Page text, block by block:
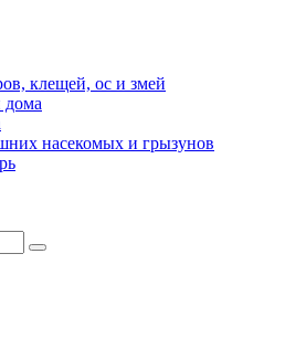
клещей, ос и змей
дома
насекомых и грызунов